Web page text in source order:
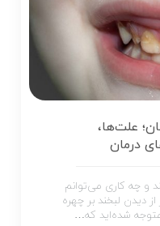
علت‌ها،
درمان
و چه کاری می‌توانم
دیدن لبخند بر چهره
متوجه شده‌اید که…